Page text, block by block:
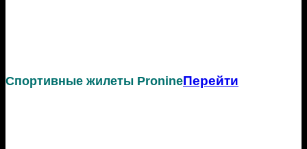
Спортивные жилеты PronineПерейти